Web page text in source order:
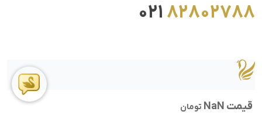
قیمت NaN تومان
82802788
021